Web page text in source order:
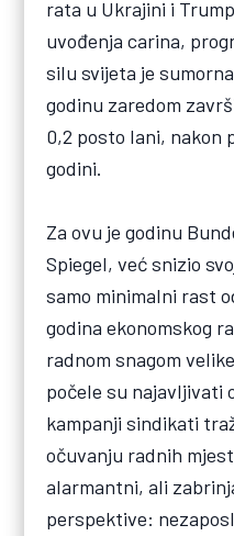
rata u Ukrajini i
uvođenja carina,
silu svijeta je
godinu zaredom
0,2 posto lani, nakon
godini.
Za ovu je godinu
Spiegel, već snizio
samo minimalni rast
godina ekonomskog
radnom snagom
počele su najavljivati
kampanji sindikati
očuvanju radnih
alarmantni, ali
perspektive: